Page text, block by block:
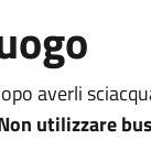
averli
utilizzare